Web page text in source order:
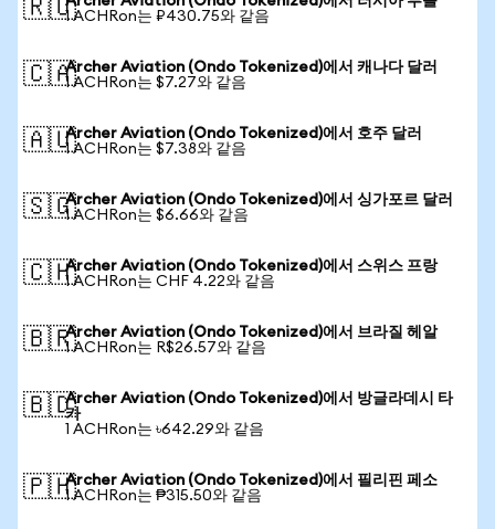
🇷🇺1 ACHRon는 ₽430.75와 같음
🇨🇦Archer Aviation (Ondo Tokenized)에서 캐나다 달러
1 ACHRon는 $7.27와 같음
🇦🇺Archer Aviation (Ondo Tokenized)에서 호주 달러
1 ACHRon는 $7.38와 같음
🇸🇬Archer Aviation (Ondo Tokenized)에서 싱가포르 달러
1 ACHRon는 $6.66와 같음
🇨🇭Archer Aviation (Ondo Tokenized)에서 스위스 프랑
1 ACHRon는 CHF 4.22와 같음
🇧🇷Archer Aviation (Ondo Tokenized)에서 브라질 헤알
1 ACHRon는 R$26.57와 같음
🇧🇩Archer Aviation (Ondo Tokenized)에서 방글라데시 타
카
1 ACHRon는 ৳642.29와 같음
🇵🇭Archer Aviation (Ondo Tokenized)에서 필리핀 페소
1 ACHRon는 ₱315.50와 같음